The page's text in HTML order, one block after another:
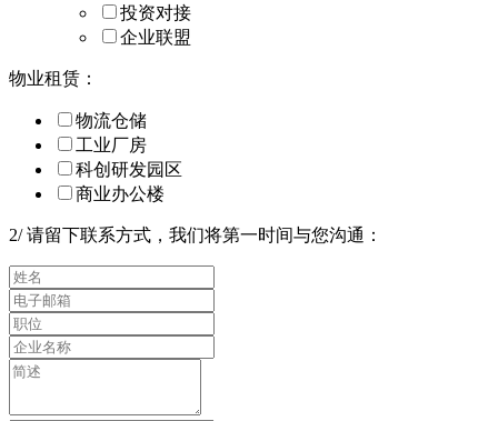
投资对接
企业联盟
物业租赁：
物流仓储
工业厂房
科创研发园区
商业办公楼
2/请留下联系方式，我们将第一时间与您沟通：